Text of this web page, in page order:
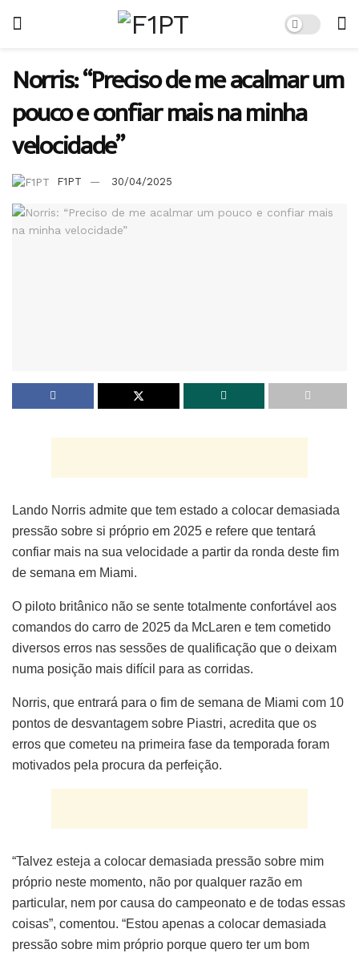
Norris: “Preciso de me acalmar um
pouco e confiar mais na minha
velocidade”
F1PT 30/04/2025
Lando Norris admite que tem estado a colocar demasiada
pressão sobre si próprio em 2025 e refere que tentará
confiar mais na sua velocidade a partir da ronda deste fim
de semana em Miami.
O piloto britânico não se sente totalmente confortável aos
comandos do carro de 2025 da McLaren e tem cometido
diversos erros nas sessões de qualificação que o deixam
numa posição mais difícil para as corridas.
Norris, que entrará para o fim de semana de Miami com 10
pontos de desvantagem sobre Piastri, acredita que os
erros que cometeu na primeira fase da temporada foram
motivados pela procura da perfeição.
“Talvez esteja a colocar demasiada pressão sobre mim
próprio neste momento, não por qualquer razão em
particular, nem por causa do campeonato e de todas essas
coisas”, comentou. “Estou apenas a colocar demasiada
pressão sobre mim próprio porque quero ter um bom